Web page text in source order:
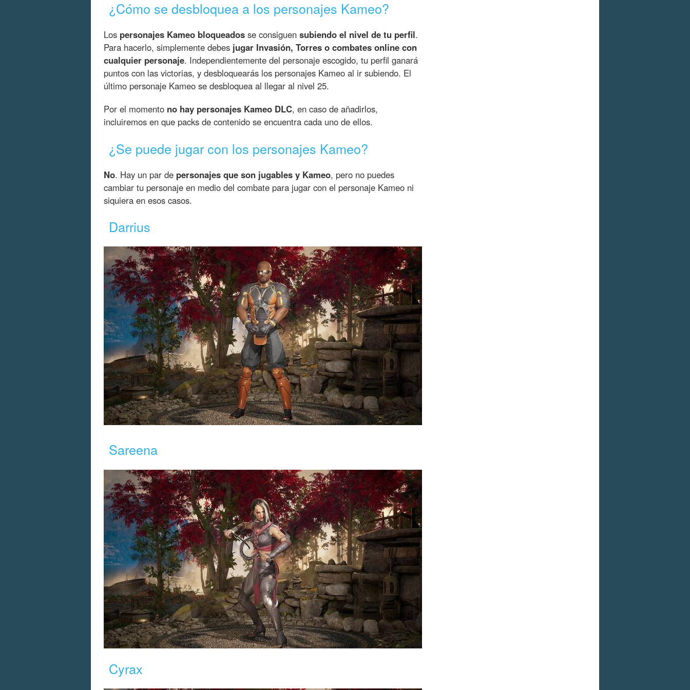
¿Cómo se desbloquea a los personajes Kameo?
Los personajes Kameo bloqueados se consiguen subiendo el nivel de tu perfil.
Para hacerlo, simplemente debes jugar Invasión, Torres o combates online con
cualquier personaje. Independientemente del personaje escogido, tu perfil ganará
puntos con las victorias, y desbloquearás los personajes Kameo al ir subiendo. El
último personaje Kameo se desbloquea al llegar al nivel 25.
Por el momento no hay personajes Kameo DLC, en caso de añadirlos,
incluiremos en que packs de contenido se encuentra cada uno de ellos.
¿Se puede jugar con los personajes Kameo?
No. Hay un par de personajes que son jugables y Kameo, pero no puedes
cambiar tu personaje en medio del combate para jugar con el personaje Kameo ni
siquiera en esos casos.
Darrius
Sareena
Cyrax